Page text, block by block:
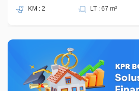
KM : 2
LT : 67 m²